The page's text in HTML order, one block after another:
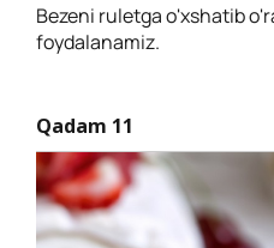
Bezeni ruletga o'xshatib
foydalanamiz.
Qadam 11